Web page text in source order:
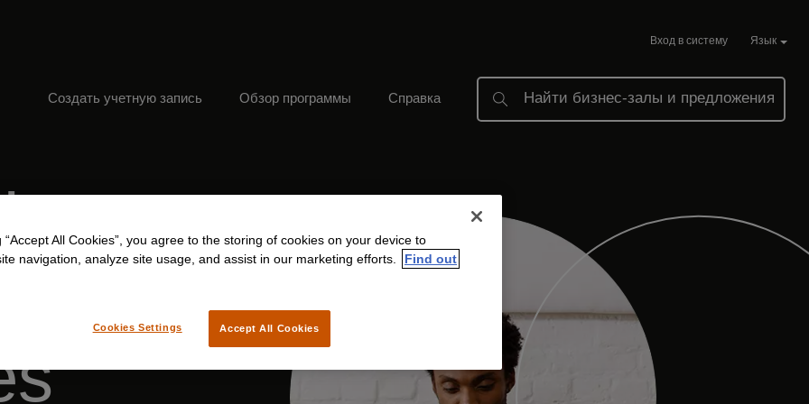
Вход в систему Язык
Создать учетную запись Обзор программы Справка Найти бизнес-залы и предложения
“Accept All Cookies”, you agree to the storing of cookies on your device to
navigation, analyze site usage, and assist in our marketing efforts.
Find out
Accept All Cookies
Cookies Settings